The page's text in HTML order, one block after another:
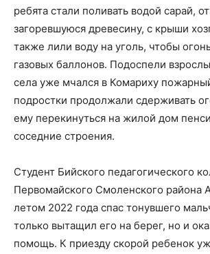
ребята стали поливать водой сарай,
загоревшуюся древесину, с крыши
также лили воду на уголь, чтобы
газовых баллонов. Подоспели
села уже мчался в Комариху
подростки продолжали сдерживать
ему перекинуться на жилой дом
соседние строения.
Студент Бийского педагогического
Первомайского Смоленского района
летом 2022 года спас тонувшего
только вытащил его на берег, но и
помощь. К приезду скорой ребенок